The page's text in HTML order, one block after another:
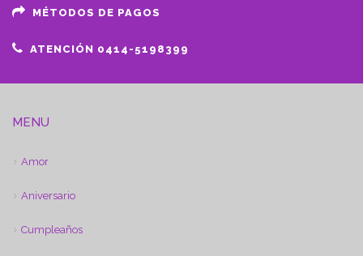
MÉTODOS DE PAGOS
ATENCIÓN 0414-5198399
MENU
Amor
Aniversario
Cumpleaños